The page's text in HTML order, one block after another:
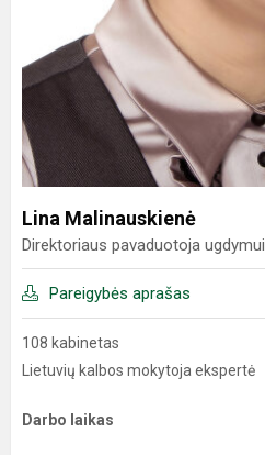
Lina Malinauskienė
Direktoriaus pavaduotoja ugdymui
Pareigybės aprašas
108 kabinetas
Lietuvių kalbos mokytoja ekspertė
Darbo laikas